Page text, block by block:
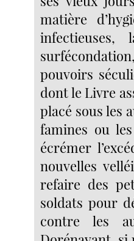
matière
pouvoirs
dont le Livre
placé sous les
famines ou
écrémer
nouvelles
refaire des
soldats pour
contre les